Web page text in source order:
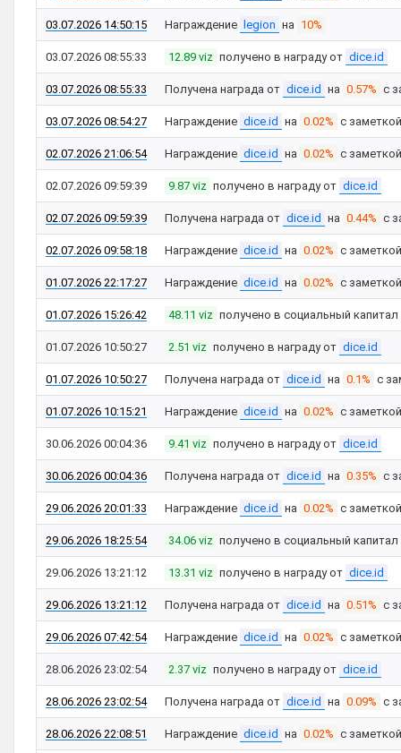
03.07.2026 14:50:15 Награждение legion на 10%
03.07.2026 08:55:33 12.89 viz получено в награду от dice.id
03.07.2026 08:55:33 Получена награда от dice.id на 0.57% с
03.07.2026 08:54:27 Награждение dice.id на 0.02% с
02.07.2026 21:06:54 Награждение dice.id на 0.02% с
02.07.2026 09:59:39 9.87 viz получено в награду от dice.id
02.07.2026 09:59:39 Получена награда от dice.id на 0.44% с
02.07.2026 09:58:18 Награждение dice.id на 0.02% с
01.07.2026 22:17:27 Награждение dice.id на 0.02% с
01.07.2026 15:26:42 48.11 viz получено в социальный
01.07.2026 10:50:27 2.51 viz получено в награду от dice.id
01.07.2026 10:50:27 Получена награда от dice.id на 0.1% с
01.07.2026 10:15:21 Награждение dice.id на 0.02% с
30.06.2026 00:04:36 9.41 viz получено в награду от dice.id
30.06.2026 00:04:36 Получена награда от dice.id на 0.35% с
29.06.2026 20:01:33 Награждение dice.id на 0.02% с
29.06.2026 18:25:54 34.06 viz получено в социальный
29.06.2026 13:21:12 13.31 viz получено в награду от dice.id
29.06.2026 13:21:12 Получена награда от dice.id на 0.51% с
29.06.2026 07:42:54 Награждение dice.id на 0.02% с
28.06.2026 23:02:54 2.37 viz получено в награду от dice.id
28.06.2026 23:02:54 Получена награда от dice.id на 0.09% с
28.06.2026 22:08:51 Награждение dice.id на 0.02% с